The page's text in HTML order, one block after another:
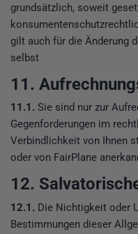
grundsätzlich, soweit
gilt auch für die Änderung
selbst
11.
11.1. Sie sind nur zur
Gegenforderungen im
Verbindlichkeit von Ihnen
oder von FairPlane
12.
12.1. Die Nichtigkeit oder
Bestimmungen dieser